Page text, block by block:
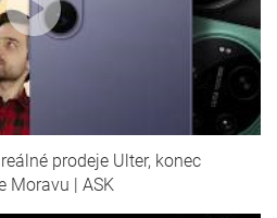
prodeje Ulter, konec
Moravu | ASK